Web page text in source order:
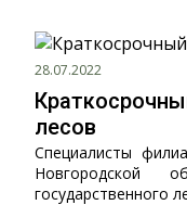
28.07.2022
лесов
Специалисты
Новгородской
государственного